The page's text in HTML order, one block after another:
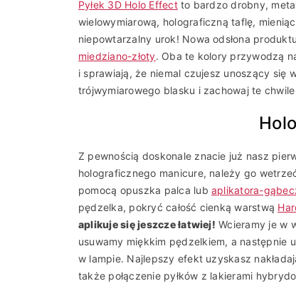
Pyłek 3D Holo Effectto bardzo drobny,
wielowymiarową, holograficzną taflę,
niepowtarzalny urok! Nowa odsłona
miedziano-złoty. Oba te kolory przywodzą
i sprawiają, że niemal czujesz unoszący się
trójwymiarowego blasku i zachowaj te chwile
Z pewnością doskonale znacie już nasz
holograficznego manicure, należy go
pomocą opuszka palca lubaplikatora-
pędzelka, pokryć całość cienką warstwą
aplikuje się jeszcze łatwiej! Wcieramy je w
usuwamy miękkim pędzelkiem, a następnie
w lampie. Najlepszy efekt uzyskasz
także połączenie pyłków z lakierami